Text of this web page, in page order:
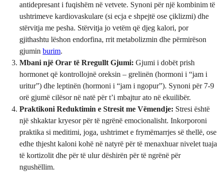
antidepresant i fuqishëm në vetvete. Synoni për një kombinim të
ushtrimeve kardiovaskulare (si ecja e shpejtë ose çiklizmi) dhe
stërvitja me pesha. Stërvitja jo vetëm që djeg kalori, por
gjithashtu lëshon endorfina, rrit metabolizmin dhe përmirëson
gjumin burim.
Mbani një Orar të Rregullt Gjumi: Gjumi i dobët prish
hormonet që kontrollojnë oreksin – grelinën (hormoni i “jam i
uritur”) dhe leptinën (hormoni i “jam i ngopur”). Synoni për 7-9
orë gjumë cilësor në natë për t’i mbajtur ato në ekuilibër.
Praktikoni Reduktimin e Stresit me Vëmendje: Stresi është
një shkaktar kryesor për të ngrënë emocionalisht. Inkorporoni
praktika si meditimi, joga, ushtrimet e frymëmarrjes së thellë, ose
edhe thjesht kaloni kohë në natyrë për të menaxhuar nivelet tuaja
të kortizolit dhe për të ulur dëshirën për të ngrënë për
ngushëllim.